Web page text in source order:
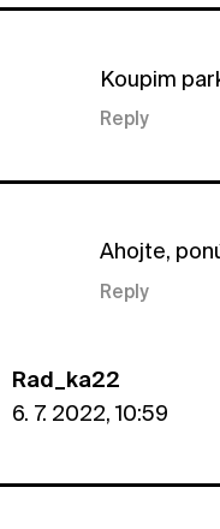
Koupim
Reply
Ahojte,
Reply
Rad_ka22
6. 7. 2022, 10:59